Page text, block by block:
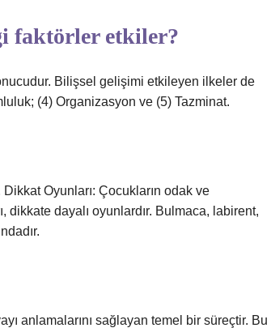
faktörler etkiler?
Bilişsel gelişimi etkileyen ilkeler de
(4) Organizasyon ve (5) Tazminat.
Oyunları: Çocukların odak ve
dayalı oyunlardır. Bulmaca, labirent,
anlamalarını sağlayan temel bir süreçtir. Bu